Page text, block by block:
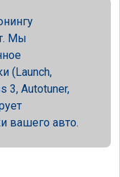
Мы
(Launch,
3, Autotuner,
вашего авто.